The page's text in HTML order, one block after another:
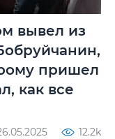
вывел из
пришел
как все
12.2k